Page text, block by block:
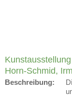
Horn-Schmid,
Beschreibung: